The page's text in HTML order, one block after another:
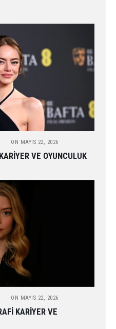
ON MAYIS 22, 2026
VE OYUNCULUK
ON MAYIS 22, 2026
KARIYER VE